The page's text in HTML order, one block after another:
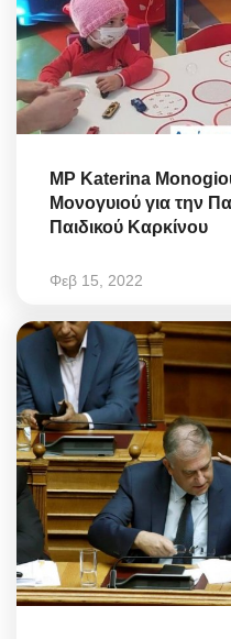
MP Katerina
Μονογυιού για την
Παιδικού Καρκίνου
Φεβ 15, 2022